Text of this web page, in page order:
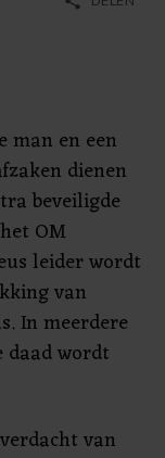
man en een
dienen
beveiligde
OM
leider wordt
van
In meerdere
daad wordt
van